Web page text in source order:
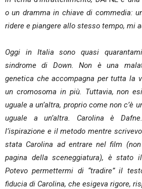
o un dramma in chiave di commedia:
ridere e piangere allo stesso tempo, mi
Oggi in Italia sono quasi
sindrome di Down. Non è una
genetica che accompagna per tutta la
un cromosoma in più. Tuttavia, non
uguale a un’altra, proprio come non c’è
uguale a un’altra. Carolina è
l’ispirazione e il metodo mentre
stata Carolina ad entrare nel film
pagina della sceneggiatura), è
Potevo permettermi di “tradire” il
fiducia di Carolina, che esigeva rigore,